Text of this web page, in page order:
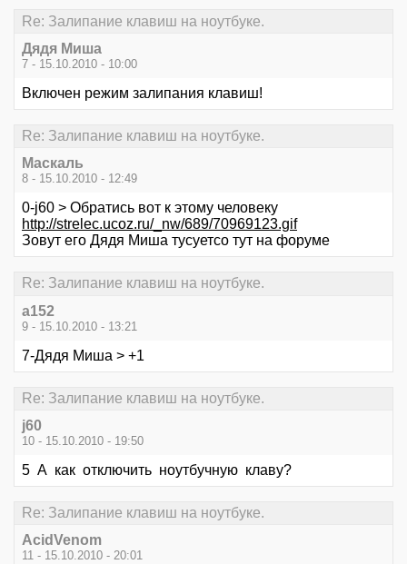
Re: Залипание клавиш на ноутбуке.
Дядя Миша
7 - 15.10.2010 - 10:00
Включен режим залипания клавиш!
Re: Залипание клавиш на ноутбуке.
Маскаль
8 - 15.10.2010 - 12:49
0-j60 > Обратись вот к этому человеку
http://strelec.ucoz.ru/_nw/689/70969123.gif
Зовут его Дядя Миша тусуетсо тут на форуме
Re: Залипание клавиш на ноутбуке.
a152
9 - 15.10.2010 - 13:21
7-Дядя Миша > +1
Re: Залипание клавиш на ноутбуке.
j60
10 - 15.10.2010 - 19:50
5 А как отключить ноутбучную клаву?
Re: Залипание клавиш на ноутбуке.
AcidVenom
11 - 15.10.2010 - 20:01